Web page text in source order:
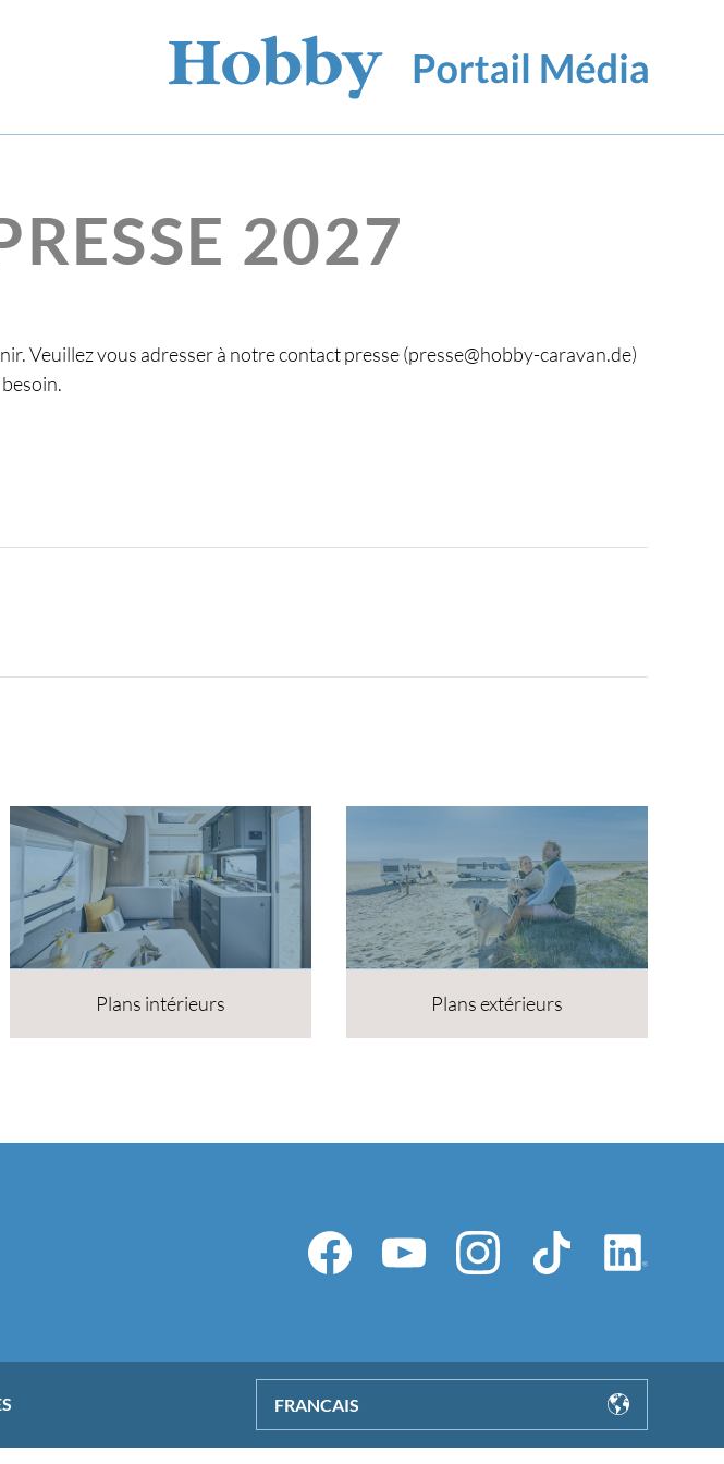
2027
Veuillez vous adresser à notre contact presse (presse@hobby-caravan.de)
Plans intérieurs Plans extérieurs
FRANCAIS